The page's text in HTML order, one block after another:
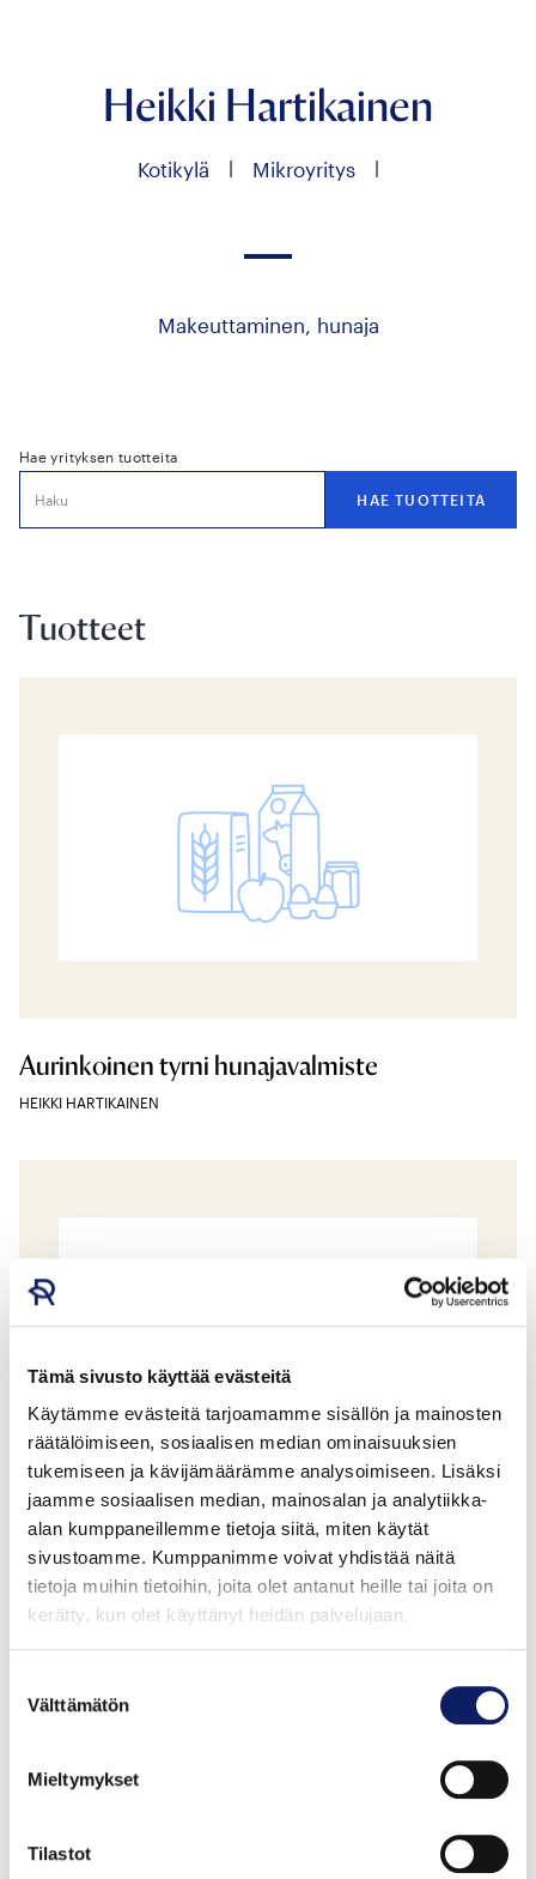
Tämä sivusto käyttää evästeitä
Käytämme evästeitä tarjoamamme sisällön ja mainosten
räätälöimiseen, sosiaalisen median ominaisuuksien
tukemiseen ja kävijämäärämme analysoimiseen. Lisäksi
jaamme sosiaalisen median, mainosalan ja analytiikka-
alan kumppaneillemme tietoja siitä, miten käytät
sivustoamme. Kumppanimme voivat yhdistää näitä
tietoja muihin tietoihin, joita olet antanut heille tai joita on
kerätty, kun olet käyttänyt heidän palvelujaan.
valinta
Välttämätön
Mieltymykset
Tilastot
Heikki Hartikainen
Kotikylä | Mikroyritys |
Makeuttaminen, hunaja
Hae yrityksen tuotteita
Tuotteet
Aurinkoinen tyrni hunajavalmiste
HEIKKI HARTIKAINEN
Keskikesän pehmeä hunaja
HEIKKI HARTIKAINEN